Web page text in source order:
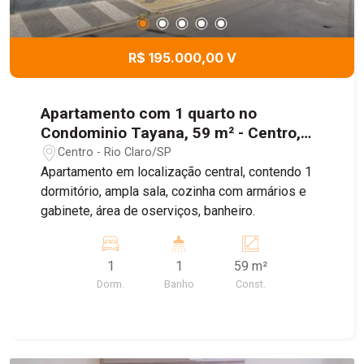
R$ 195.000,00 V
Apartamento com 1 quarto no
Condominio Tayana, 59 m² - Centro,
Rio Claro/SP
Centro - Rio Claro/SP
Apartamento em localização central, contendo 1
dormitório, ampla sala, cozinha com armários e
gabinete, área de oserviços, banheiro.
1
Dorm.
1
Banho
59 m²
Const.